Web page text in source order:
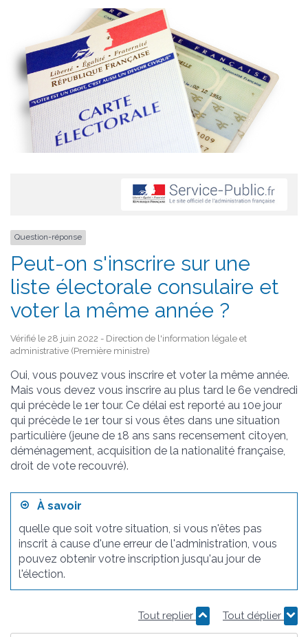
Question-réponse
Peut-on s'inscrire sur une
liste électorale consulaire et
voter la même année ?
Vérifié le 28 juin 2022 - Direction de l'information légale et
administrative (Première ministre)
Oui, vous pouvez vous inscrire et voter la même année.
Mais vous devez vous inscrire au plus tard le 6e vendredi
qui précède le 1 er tour. Ce délai est reporté au 10e jour
qui précède le 1 er tour si vous êtes dans une situation
particulière (jeune de 18 ans sans recensement citoyen,
déménagement, acquisition de la nationalité française,
droit de vote recouvré).
À savoir
quelle que soit votre situation, si vous n'êtes pas
inscrit à cause d'une erreur de l'administration, vous
pouvez obtenir votre inscription jusqu'au jour de
l'élection.
Tout replier Tout déplier